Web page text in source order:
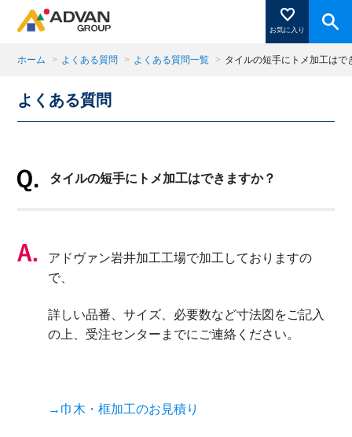
お気に入り
商品ページにある「お気に入り登録」を押すと登録した
商品がここに表示されます。
ホーム > よくある質問 > よくある質問一覧 > タイルの短手にトメ加工はで
よくある質問
タイルの短手にトメ加工はできますか？
アドヴァン岩井加工工場で加工しておりますの
で、
詳しい品番、サイズ、必要数など寸法図をご記入
の上、受注センターまでにご連絡ください。
→巾木・框加工のお見積り